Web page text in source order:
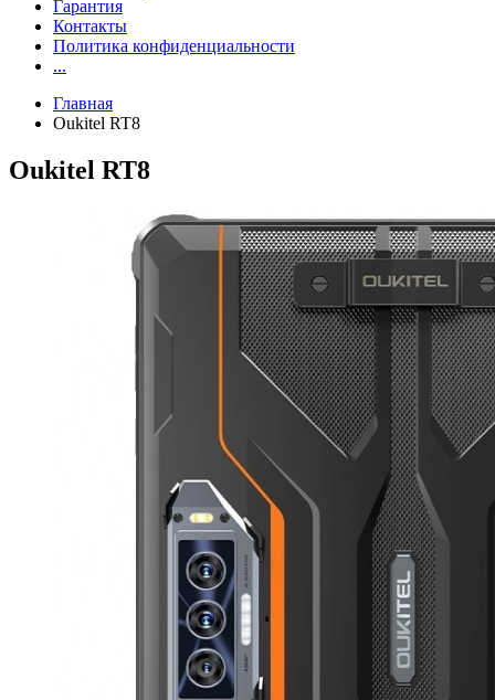
Гарантия
Контакты
Политика конфиденциальности
...
Главная
Oukitel RT8
Oukitel RT8